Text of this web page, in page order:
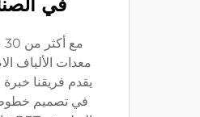
معدات الألياف
يقدم فريقنا خبرة
في تصميم خطوط